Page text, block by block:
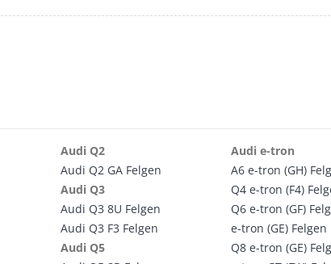
Audi Q2
Audi Q2 GA Felgen
Audi Q3
Audi Q3 8U Felgen
Audi Q3 F3 Felgen
Audi Q5
Audi e-tron
A6 e-tron (GH)
Q4 e-tron (F4)
Q6 e-tron (GF)
e-tron (GE) Felgen
Q8 e-tron (GE)